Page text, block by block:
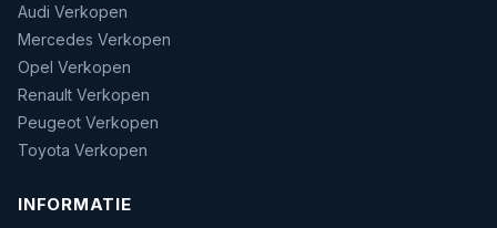
Audi Verkopen
Mercedes Verkopen
Opel Verkopen
Renault Verkopen
Peugeot Verkopen
Toyota Verkopen
INFORMATIE